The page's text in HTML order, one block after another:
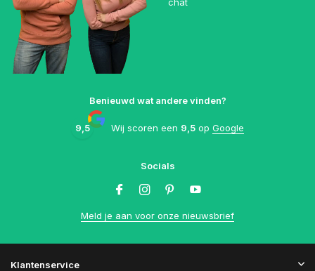
Benieuwd wat andere vinden?
9,5 Wij scoren een 9,5 op Google
Socials
Meld je aan voor onze nieuwsbrief
Klantenservice